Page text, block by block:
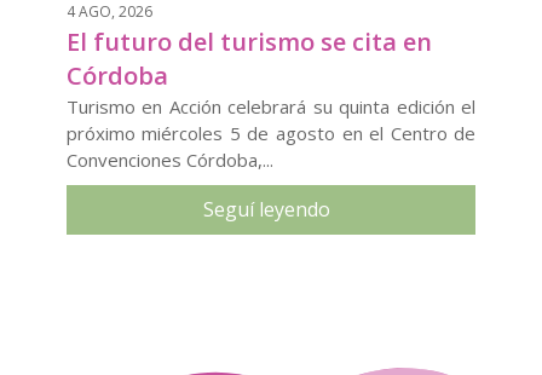
4 AGO, 2026
El futuro del turismo se cita en
Córdoba
Turismo en Acción celebrará su quinta edición el
próximo miércoles 5 de agosto en el Centro de
Convenciones Córdoba,...
Seguí leyendo